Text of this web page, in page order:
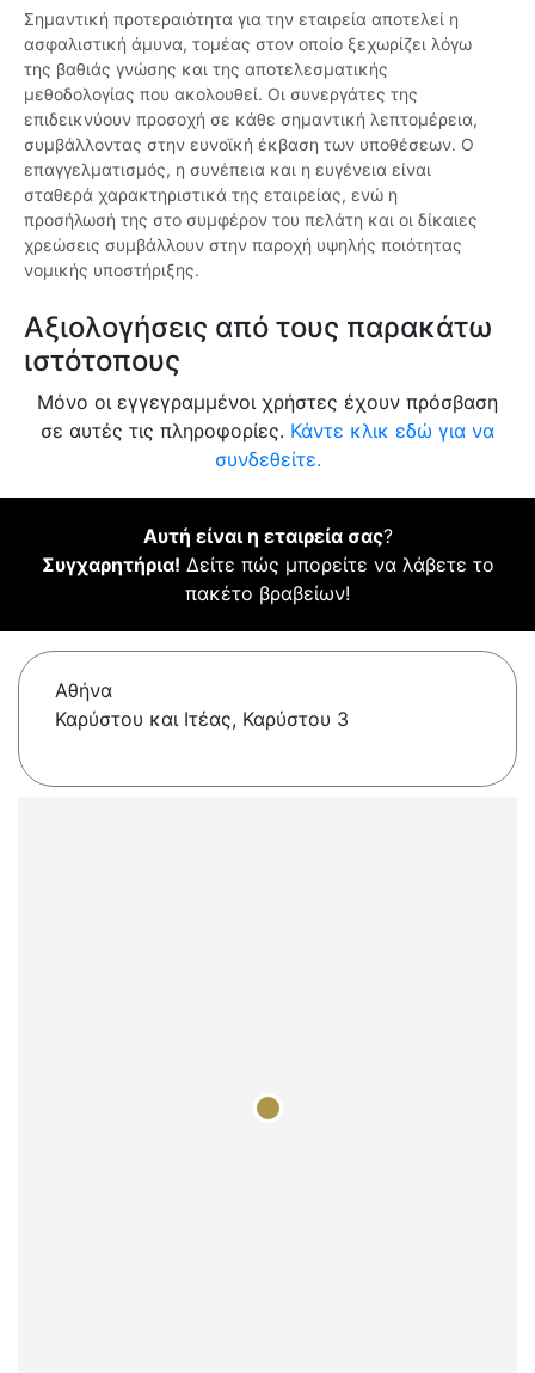
Σημαντική προτεραιότητα για την εταιρεία αποτελεί η
ασφαλιστική άμυνα, τομέας στον οποίο ξεχωρίζει λόγω
της βαθιάς γνώσης και της αποτελεσματικής
μεθοδολογίας που ακολουθεί. Οι συνεργάτες της
επιδεικνύουν προσοχή σε κάθε σημαντική λεπτομέρεια,
συμβάλλοντας στην ευνοϊκή έκβαση των υποθέσεων. Ο
επαγγελματισμός, η συνέπεια και η ευγένεια είναι
σταθερά χαρακτηριστικά της εταιρείας, ενώ η
προσήλωσή της στο συμφέρον του πελάτη και οι δίκαιες
χρεώσεις συμβάλλουν στην παροχή υψηλής ποιότητας
νομικής υποστήριξης.
Αξιολογήσεις από τους παρακάτω
ιστότοπους
Μόνο οι εγγεγραμμένοι χρήστες έχουν πρόσβαση
σε αυτές τις πληροφορίες. Κάντε κλικ εδώ για να
συνδεθείτε.
Αυτή είναι η εταιρεία σας?
Συγχαρητήρια! Δείτε πώς μπορείτε να λάβετε το
πακέτο βραβείων!
Αθήνα
Καρύστου και Ιτέας, Καρύστου 3